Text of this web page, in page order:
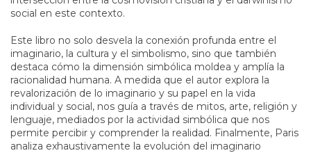
social en este contexto.
Este libro no solo desvela la conexión profunda entre el
imaginario, la cultura y el simbolismo, sino que también
destaca cómo la dimensión simbólica moldea y amplía la
racionalidad humana. A medida que el autor explora la
revalorización de lo imaginario y su papel en la vida
individual y social, nos guía a través de mitos, arte, religión y
lenguaje, mediados por la actividad simbólica que nos
permite percibir y comprender la realidad. Finalmente, Paris
analiza exhaustivamente la evolución del imaginario